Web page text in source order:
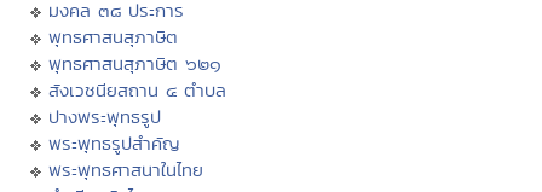
มงคล ๓๘ ประการ
พุทธศาสนสุภาษิต
พุทธศาสนสุภาษิต ๖๒๑
สังเวชนียสถาน ๔ ตำบล
ปางพระพุทธรูป
พระพุทธรูปสำคัญ
พระพุทธศาสนาในไทย